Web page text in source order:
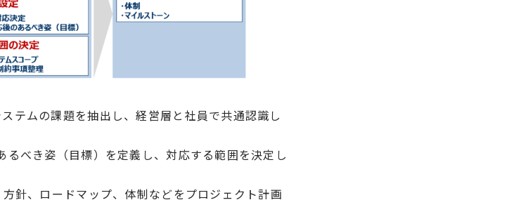
テムの課題を抽出し、経営層と社員で共通認識し
べき姿（目標）を定義し、対応する範囲を決定し
針、ロードマップ、体制などをプロジェクト計画